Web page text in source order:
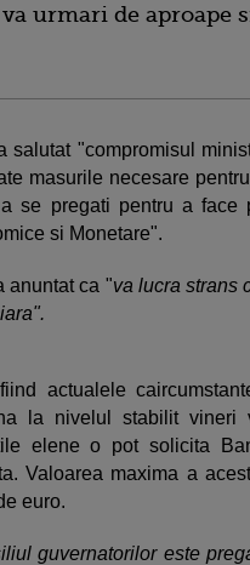
urmari de aproape
salutat "compromisul
masurile necesare
se pregati pentru a face
si Monetare".
anuntat ca "va lucra strans
actualele
la nivelul stabilit vineri
elene o pot solicita
Valoarea maxima a
euro.
guvernatorilor este